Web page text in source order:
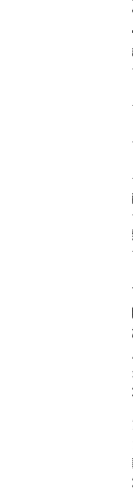
【スケジュール】（予
入居実績報告書等提
金額確定通知・請求
【助成交付決定後の
審査会終了後、助
通知書を受け取り
た、以下(2)(3)の登
は、スタッフが詳し
(1) 入居実績報告書
(2) 横浜市の入札参
等」の区分）への
を示す書類をご提